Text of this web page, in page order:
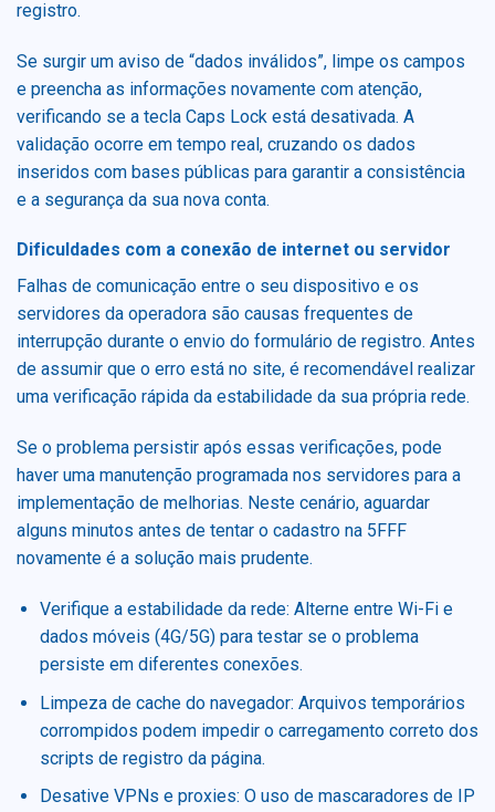
registro.
Se surgir um aviso de “dados inválidos”, limpe os campos
e preencha as informações novamente com atenção,
verificando se a tecla Caps Lock está desativada. A
validação ocorre em tempo real, cruzando os dados
inseridos com bases públicas para garantir a consistência
e a segurança da sua nova conta.
Dificuldades com a conexão de internet ou servidor
Falhas de comunicação entre o seu dispositivo e os
servidores da operadora são causas frequentes de
interrupção durante o envio do formulário de registro. Antes
de assumir que o erro está no site, é recomendável realizar
uma verificação rápida da estabilidade da sua própria rede.
Se o problema persistir após essas verificações, pode
haver uma manutenção programada nos servidores para a
implementação de melhorias. Neste cenário, aguardar
alguns minutos antes de tentar o cadastro na 5FFF
novamente é a solução mais prudente.
Verifique a estabilidade da rede: Alterne entre Wi-Fi e
dados móveis (4G/5G) para testar se o problema
persiste em diferentes conexões.
Limpeza de cache do navegador: Arquivos temporários
corrompidos podem impedir o carregamento correto dos
scripts de registro da página.
Desative VPNs e proxies: O uso de mascaradores de IP